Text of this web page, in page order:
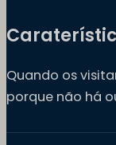
Quando os
porque não há